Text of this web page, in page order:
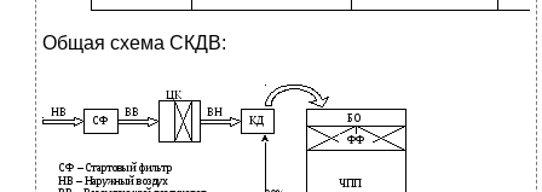
Общая схема СКДВ: